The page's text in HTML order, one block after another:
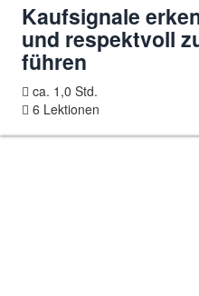
Kaufsignale
und respektvoll
führen
ca. 1,0 Std.
6 Lektionen